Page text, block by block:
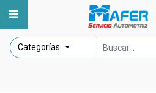
Categorías